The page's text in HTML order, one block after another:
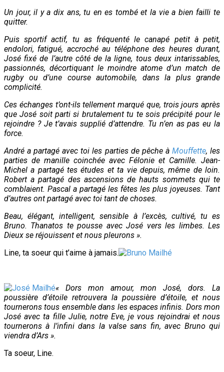
Un jour, il y a dix ans, tu en es tombé et la vie a bien failli te
quitter.
Puis sportif actif, tu as fréquenté le canapé petit à petit,
endolori, fatigué, accroché au téléphone des heures durant,
José fixé de l’autre côté de la ligne, tous deux intarissables,
passionnés, décortiquant le moindre atome d’un match de
rugby ou d’une course automobile, dans la plus grande
complicité.
Ces échanges t’ont-ils tellement marqué que, trois jours après
que José soit parti si brutalement tu te sois précipité pour le
rejoindre ? Je t’avais supplié d’attendre. Tu n’en as pas eu la
force.
André a partagé avec toi les parties de pêche à Mouffette, les
parties de manille coinchée avec Félonie et Camille. Jean-
Michel a partagé tes études et ta vie depuis, même de loin.
Robert a partagé des ascensions de hauts sommets qui te
comblaient. Pascal a partagé les fêtes les plus joyeuses. Tant
d’autres ont partagé avec toi tant de choses.
Beau, élégant, intelligent, sensible à l’excès, cultivé, tu es
Bruno. Thanatos te pousse avec José vers les limbes. Les
Dieux se réjouissent et nous pleurons ».
Line, ta soeur qui t’aime à jamais.
« Dors mon amour, mon José, dors. La
poussière d’étoile retrouvera la poussière d’étoile, et nous
tournerons tous ensemble dans les espaces infinis. Dors mon
José avec ta fille Julie, notre Eve, je vous rejoindrai et nous
tournerons à l’infini dans la valse sans fin, avec Bruno qui
viendra d’Ars ».
Ta soeur, Line.